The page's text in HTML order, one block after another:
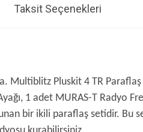
Taksit Seçenekleri
Multiblitz Pluskit 4 TR
1 adet MURAS-T Radyo
bir ikili paraflaş setidir.